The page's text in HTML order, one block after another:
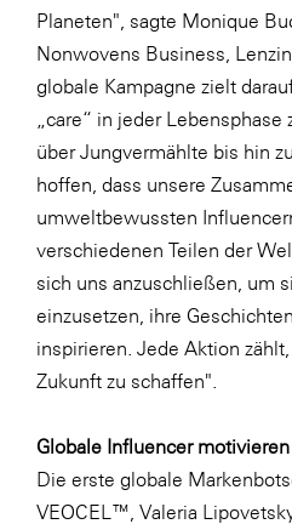
Zühlke
Media
Planeten", sagte Monique
Nonwovens Business,
globale Kampagne zielt
„care“ in jeder Lebensphase
über Jungvermählte bis hin
hoffen, dass unsere
umweltbewussten
verschiedenen Teilen der
sich uns anzuschließen, um
einzusetzen, ihre
inspirieren. Jede Aktion
Zukunft zu schaffen".
Globale Influencer
Die erste globale
VEOCEL™, Valeria